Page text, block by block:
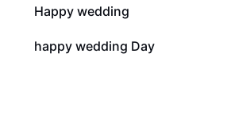
4814
Happy wedding
1294
happy wedding Day